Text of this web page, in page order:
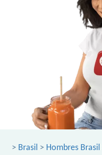
> Brasil > Hombres Brasil